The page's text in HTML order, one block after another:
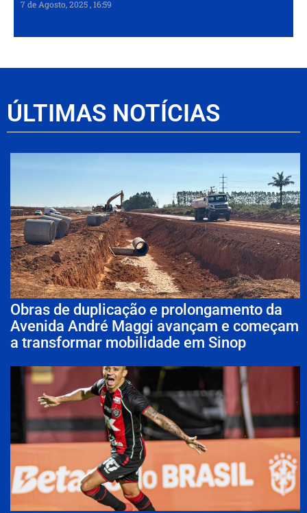
7 de Agosto, 2025 16:59
ÚLTIMAS NOTÍCIAS
Obras de duplicação e prolongamento da
Avenida André Maggi avançam e começam
a transformar mobilidade em Sinop